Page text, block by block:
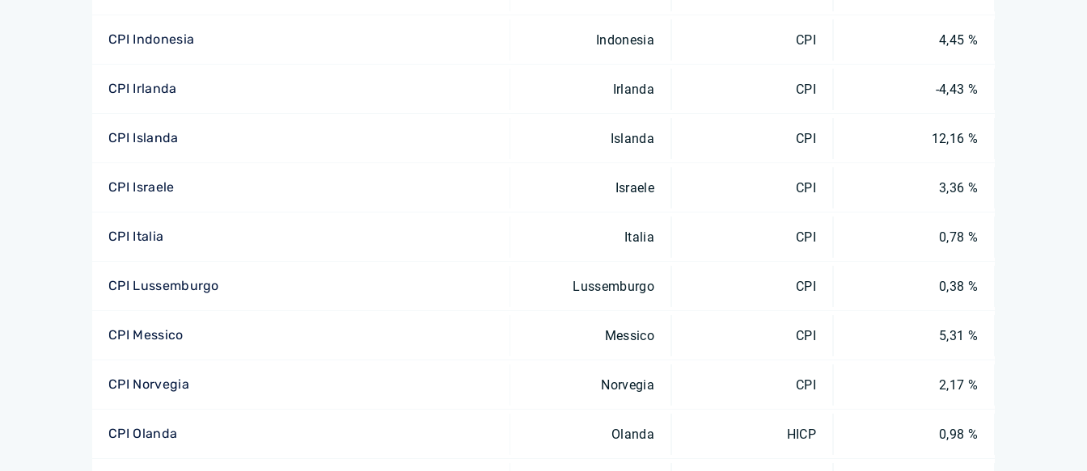
CPI Indonesia Indonesia CPI 4,45 %
CPI Irlanda Irlanda CPI -4,43 %
CPI Islanda Islanda CPI 12,16 %
CPI Israele Israele CPI 3,36 %
CPI Italia Italia CPI 0,78 %
CPI Lussemburgo Lussemburgo CPI 0,38 %
CPI Messico Messico CPI 5,31 %
CPI Norvegia Norvegia CPI 2,17 %
CPI Olanda Olanda HICP 0,98 %